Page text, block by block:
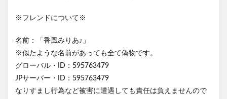
※フレンドについて※
名前：「香風みりあ♪」
※似たような名前があっても全て偽物です。
グローバル・ID：595763479
JPサーバー・ID：595763479
なりすまし行為など被害に遭遇しても責任は負えませんので